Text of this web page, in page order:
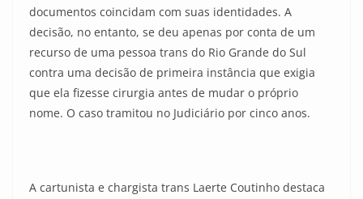
documentos coincidam com suas identidades. A
decisão, no entanto, se deu apenas por conta de um
recurso de uma pessoa trans do Rio Grande do Sul
contra uma decisão de primeira instância que exigia
que ela fizesse cirurgia antes de mudar o próprio
nome. O caso tramitou no Judiciário por cinco anos.
A cartunista e chargista trans Laerte Coutinho destaca